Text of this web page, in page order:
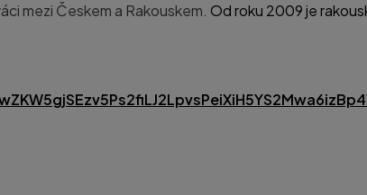
mezi Českem a Rakouskem. Od roku 2009 je